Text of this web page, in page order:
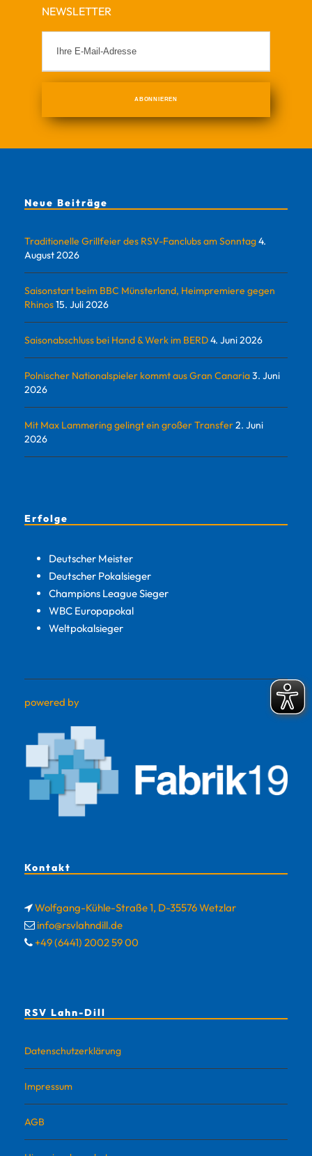
NEWSLETTER
Neue Beiträge
Traditionelle Grillfeier des RSV-Fanclubs am Sonntag4.
August 2026
Saisonstart beim BBC Münsterland, Heimpremiere gegen
Rhinos15. Juli 2026
Saisonabschluss bei Hand & Werk im BERD4. Juni 2026
Polnischer Nationalspieler kommt aus Gran Canaria3. Juni
2026
Mit Max Lammering gelingt ein großer Transfer2. Juni
2026
Erfolge
Deutscher Meister
Deutscher Pokalsieger
Champions League Sieger
WBC Europapokal
Weltpokalsieger
powered by
Kontakt
Wolfgang-Kühle-Straße 1, D-35576 Wetzlar
info@rsvlahndill.de
+49 (6441) 2002 59 00
RSV Lahn-Dill
Datenschutzerklärung
Impressum
AGB